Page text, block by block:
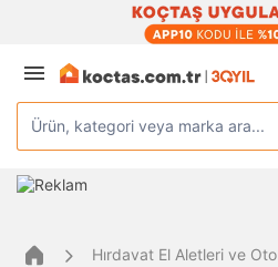
Ürün, kategori veya marka ara...
Hırdavat El Aletleri ve Oto